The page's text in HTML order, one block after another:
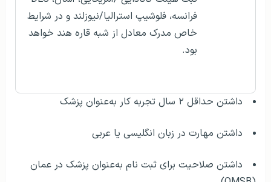
فرانسه، فلوشیپ استرالیا/نیوزلند و در شرایط
خاص مدرک معادل از شبه قاره هند خواهد
بود.
داشتن حداقل ۲ سال تجربه کار به‌عنوان پزشک
داشتن مهارت در زبان انگلیسی یا عربی
داشتن صلاحیت برای ثبت نام به‌عنوان پزشک در عمان